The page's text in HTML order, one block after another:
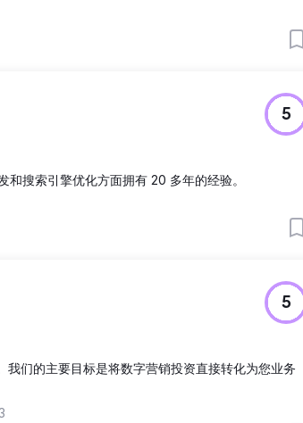
5
搜索引擎优化方面拥有 20 多年的经验。
5
们的主要目标是将数字营销投资直接转化为您业务